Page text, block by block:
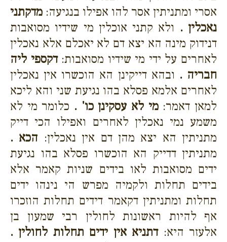
אסרי ומתניתין אסר להו אפילו בנגיעה: מדקתני
נאכלין . ולא קתני אוכלין מי שידיו מסואבות
דנידוק מינה הא יצא דם לא יאכלם אלא נאכלין
לאחרים על ידי מי שידיו מסואבות:דקספי ליה
חבריה . ובהא דייקינן הא הוכשרו אין נאכלין
לאחרים אלמא פסלא בהו נגיעת שני והא ליכא
למאן דאמר:מי לא עסקינן כו' . כלומר מי לא
משמע נמי נאכלין לאחרים ואפילו הכי דייק
מתניתין הא יצא מהן דם אין נאכלין: הכא .
מתניתין דדייק הא הוכשרו פסלא בהו נגיעת
ידים מסואבות לאו בידים שניות קאמר אלא
בידים תחלות ולקמיה מפרש הי נינהו ידים
תחלות ומתניתין דקאמר דידים תחלות הוזכרו
אף להיות ראשונות לחולין רבי שמעון בן
אלעזר היא:דתניא אין ידים תחלות לחולין .